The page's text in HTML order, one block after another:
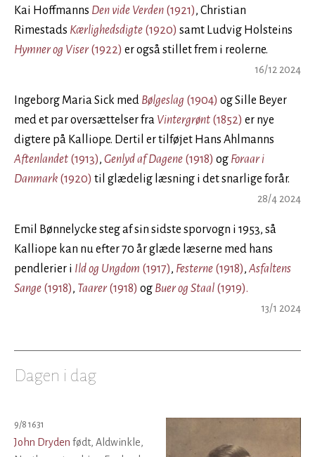
Kai Hoffmanns Den vide Verden (1921), Christian
Rimestads Kærlighedsdigte (1920) samt Ludvig Holsteins
Hymner og Viser(1922) er også stillet frem i reolerne.
16/12 2024
Ingeborg Maria Sick med Bølgeslag (1904) og Sille Beyer
med et par oversættelser fra Vintergrønt (1852) er nye
digtere på Kalliope. Dertil er tilføjet Hans Ahlmanns
Aftenlandet (1913), Genlyd af Dagene (1918) og Foraar i
Danmark (1920) til glædelig læsning i det snarlige forår.
28/4 2024
Emil Bønnelycke steg af sin sidste sporvogn i 1953, så
Kalliope kan nu efter 70 år glæde læserne med hans
pendlerier i Ild og Ungdom (1917), Festerne (1918), Asfaltens
Sange (1918), Taarer(1918) og Buer og Staal (1919).
13/1 2024
Dagen i dag
9/8 1631
John Dryden født, Aldwinkle,